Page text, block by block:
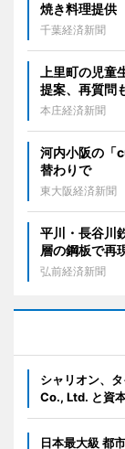
焼き料理提供
千葉経済新聞
上里町の児
提案、再質問
本庄経済新聞
河内小阪の「
替わりで
東大阪経済新聞
平川・長谷川
層の鋼板で再
弘前経済新聞
シャリオン、
Co., Ltd. と資
日本最大級 都